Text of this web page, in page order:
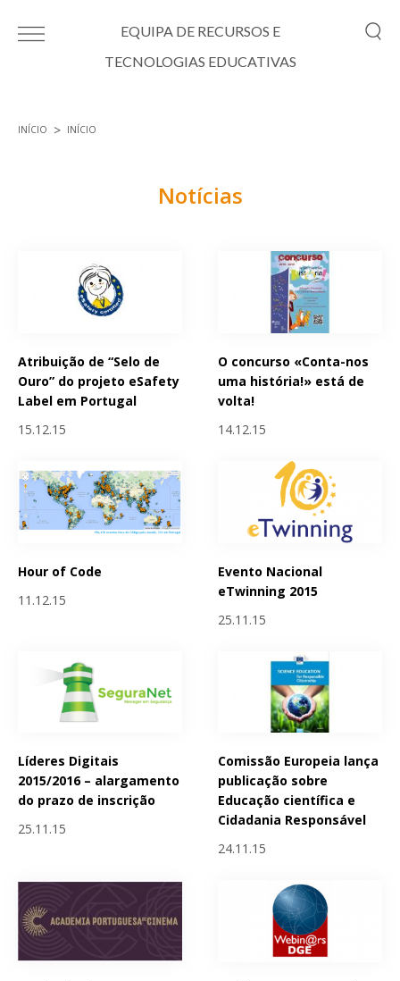
EQUIPA DE RECURSOS E
TECNOLOGIAS EDUCATIVAS
INÍCIO INÍCIO
Notícias
Atribuição de “Selo de
Ouro” do projeto eSafety
Label em Portugal
15.12.15
O concurso «Conta-nos
uma história!» está de
volta!
14.12.15
Hour of Code
11.12.15
Evento Nacional
eTwinning 2015
25.11.15
Líderes Digitais
2015/2016 – alargamento
do prazo de inscrição
25.11.15
Comissão Europeia lança
publicação sobre
Educação científica e
Cidadania Responsável
24.11.15
Páginas